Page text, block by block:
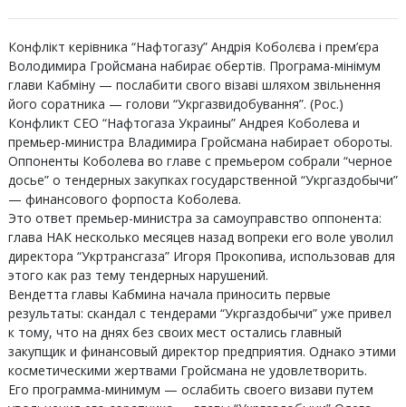
Конфлікт керівника “Нафтогазу” Андрія Коболєва і прем’єра
Володимира Гройсмана набирає обертів. Програма-мінімум
глави Кабміну — послабити свого візаві шляхом звільнення
його соратника — голови “Укргазвидобування”. (Рос.)
Конфликт СЕО “Нафтогаза Украины” Андрея Коболева и
премьер-министра Владимира Гройсмана набирает обороты.
Оппоненты Коболева во главе с премьером собрали “черное
досье” о тендерных закупках государственной “Укргаздобычи”
— финансового форпоста Коболева.
Это ответ премьер-министра за самоуправство оппонента:
глава НАК несколько месяцев назад вопреки его воле уволил
директора “Укртрансгаза” Игоря Прокопива, использовав для
этого как раз тему тендерных нарушений.
Вендетта главы Кабмина начала приносить первые
результаты: скандал с тендерами “Укргаздобычи” уже привел
к тому, что на днях без своих мест остались главный
закупщик и финансовый директор предприятия. Однако этими
косметическими жертвами Гройсмана не удовлетворить.
Его программа-минимум — ослабить своего визави путем